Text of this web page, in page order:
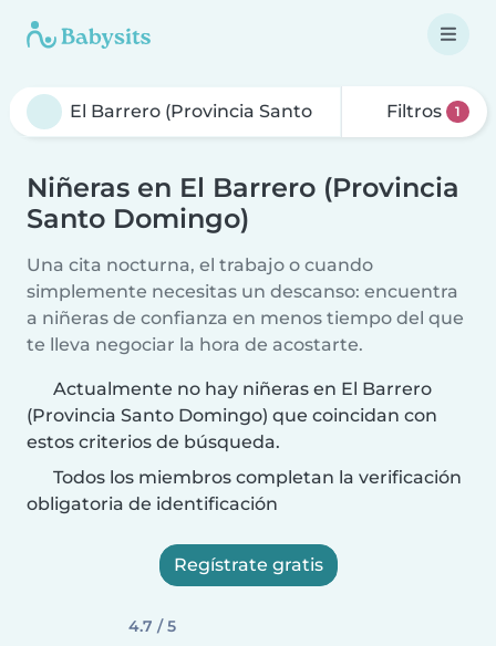
Filtros 1
Niñeras en El Barrero (Provincia
Santo Domingo)
Una cita nocturna, el trabajo o cuando
simplemente necesitas un descanso: encuentra
a niñeras de confianza en menos tiempo del que
te lleva negociar la hora de acostarte.
Actualmente no hay niñeras en El Barrero
(Provincia Santo Domingo) que coincidan con
estos criterios de búsqueda.
Todos los miembros completan la verificación
obligatoria de identificación
Regístrate gratis
4.7 / 5